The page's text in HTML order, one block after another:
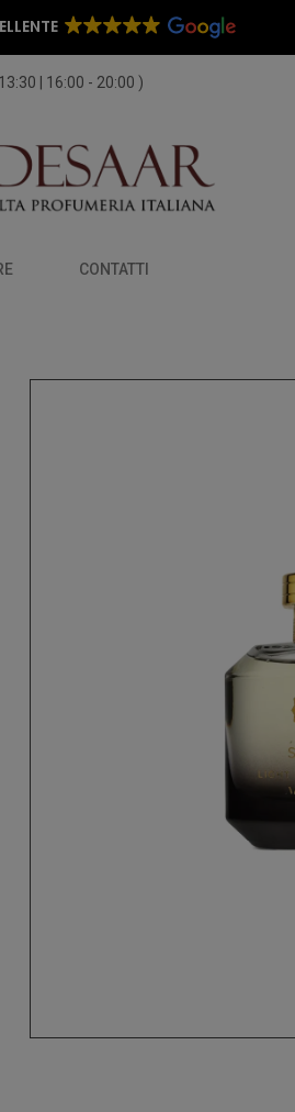
| 16:00 - 20:00 )
CONTATTI